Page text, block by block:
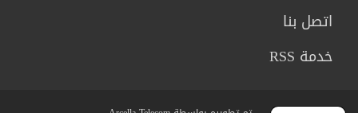
اتصل بنا
خدمة RSS